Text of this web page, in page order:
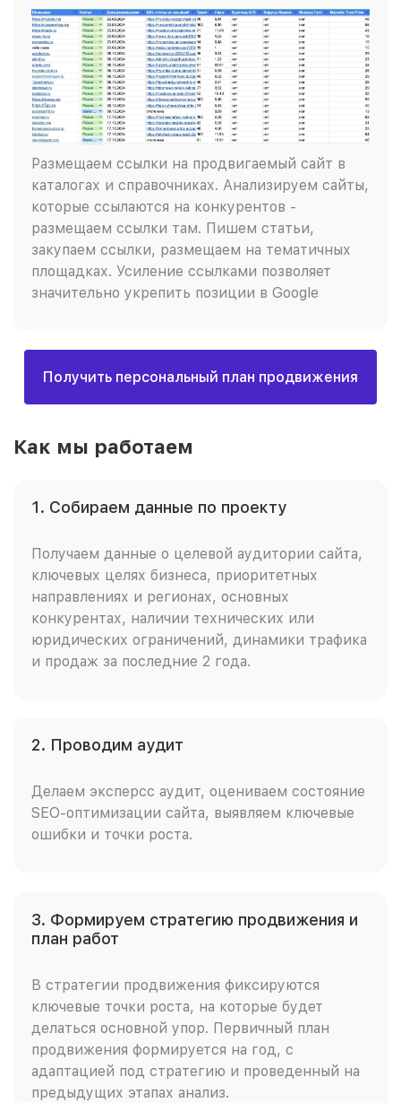
Размещаем ссылки на продвигаемый сайт в
каталогах и справочниках. Анализируем сайты,
которые ссылаются на конкурентов -
размещаем ссылки там. Пишем статьи,
закупаем ссылки, размещаем на тематичных
площадках. Усиление ссылками позволяет
значительно укрепить позиции в Google
Получить персональный план продвижения
Как мы работаем
1. Собираем данные по проекту
Получаем данные о целевой аудитории сайта,
ключевых целях бизнеса, приоритетных
направлениях и регионах, основных
конкурентах, наличии технических или
юридических ограничений, динамики трафика
и продаж за последние 2 года.
2. Проводим аудит
Делаем эксперсс аудит, оцениваем состояние
SEO-оптимизации сайта, выявляем ключевые
ошибки и точки роста.
3. Формируем стратегию продвижения и
план работ
В стратегии продвижения фиксируются
ключевые точки роста, на которые будет
делаться основной упор. Первичный план
продвижения формируется на год, с
адаптацией под стратегию и проведенный на
предыдущих этапах анализ.